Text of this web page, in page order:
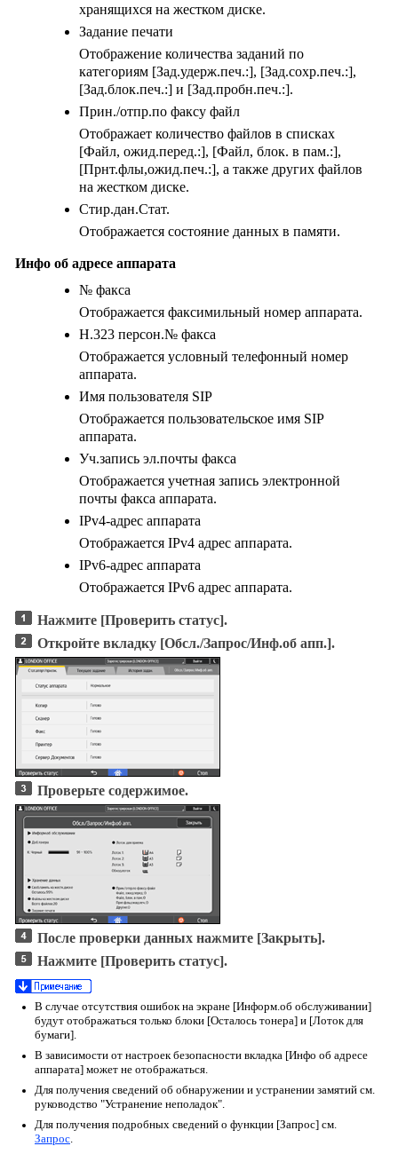
хранящихся на жестком диске.
Задание печати
Отображение количества заданий по
категориям [Зад.удерж.печ.:], [Зад.сохр.печ.:],
[Зад.блок.печ.:] и [Зад.пробн.печ.:].
Прин./отпр.по факсу файл
Отображает количество файлов в списках
[Файл, ожид.перед.:], [Файл, блок. в пам.:],
[Прнт.флы,ожид.печ.:], а также других файлов
на жестком диске.
Стир.дан.Стат.
Отображается состояние данных в памяти.
Инфо об адресе аппарата
№ факса
Отображается факсимильный номер аппарата.
H.323 персон.№ факса
Отображается условный телефонный номер
аппарата.
Имя пользователя SIP
Отображается пользовательское имя SIP
аппарата.
Уч.запись эл.почты факса
Отображается учетная запись электронной
почты факса аппарата.
IPv4-адрес аппарата
Отображается IPv4 адрес аппарата.
IPv6-адрес аппарата
Отображается IPv6 адрес аппарата.
Нажмите [Проверить статус].
Откройте вкладку [Обсл./Запрос/Инф.об апп.].
Проверьте содержимое.
После проверки данных нажмите [Закрыть].
Нажмите [Проверить статус].
В случае отсутствия ошибок на экране [Информ.об обслуживании]
будут отображаться только блоки [Осталось тонера] и [Лоток для
бумаги].
В зависимости от настроек безопасности вкладка [Инфо об адресе
аппарата] может не отображаться.
Для получения сведений об обнаружении и устранении замятий см.
руководство "Устранение неполадок".
Для получения подробных сведений о функции [Запрос] см.
Запрос.